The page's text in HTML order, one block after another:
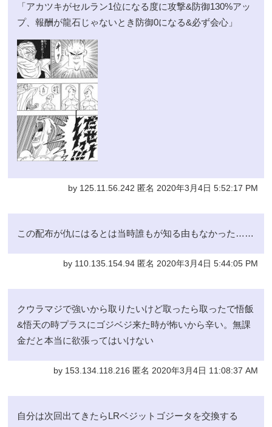
「アカツキがセルラン1位になる度に攻撃&防御130%アッ
プ、報酬が龍石じゃないとき防御0になる&必ず会心」
by 125.11.56.242 匿名 2020年3月4日 5:52:17 PM
この配布が仇にはるとは当時誰もが知る由もなかった……
by 110.135.154.94 匿名 2020年3月4日 5:44:05 PM
クウラマジで強いから取りたいけど取ったら取ったで悟飯
&悟天の時プラスにゴジベジ来た時が怖いから辛い。無課
金だと本当に欲張ってはいけない
by 153.134.118.216 匿名 2020年3月4日 11:08:37 AM
自分は次回出てきたらLRベジットゴジータを交換する